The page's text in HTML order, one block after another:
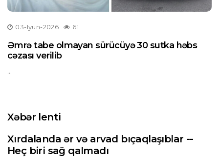
03-Iyun-2026 61
Əmrə tabe olmayan sürücüyə 30 sutka həbs
cəzası verilib
...
Xəbər lenti
Xırdalanda ər və arvad bıçaqlaşıblar --
Heç biri sağ qalmadı